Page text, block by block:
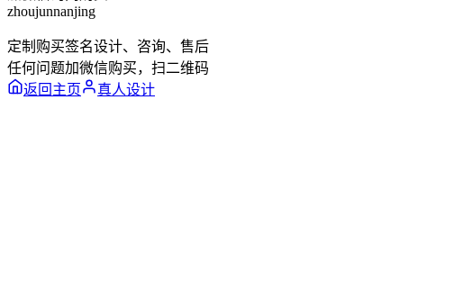
zhoujunnanjing
定制购买签名设计、咨询、售后
任何问题加微信购买，扫二维码
返回主页
真人设计